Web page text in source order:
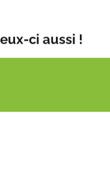
ci aussi !